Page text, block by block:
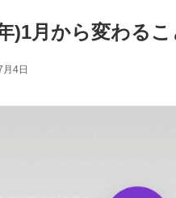
)1月から変わる
4日